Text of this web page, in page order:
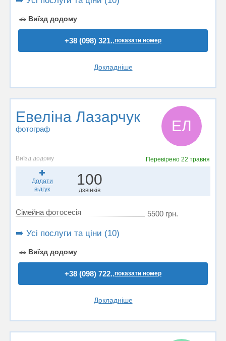
🚗 Виїзд додому
+38 (098) 321..показати номер
Докладніше
Евеліна Лазарчук
фотограф ЕЛ
Виїзд додому Перевірено22 травня
Додати
відгук
100
дзвінків
Сімейна фотосесія 5500 грн.
➡️ Усі послуги та ціни (10)
🚗 Виїзд додому
+38 (098) 722..показати номер
Докладніше